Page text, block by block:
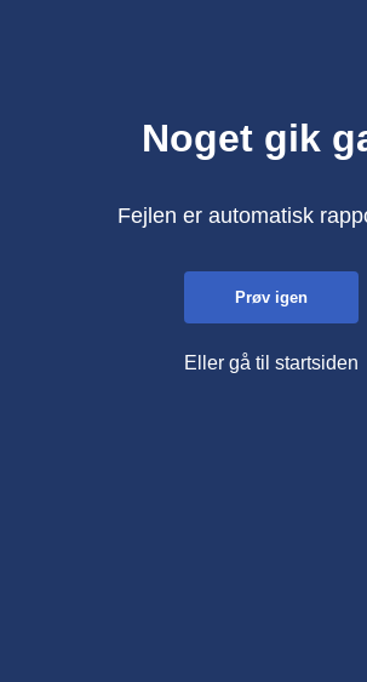
Noget gik
Fejlen er automatisk
Prøv igen
Eller gå til startsiden